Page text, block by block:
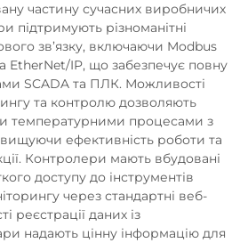
частину сучасних виробничих
підтримують різноманітні
зв’язку, включаючи Modbus
EtherNet/IP, що забезпечує повну
SCADA та ПЛК. Можливості
та контролю дозволяють
температурними процесами з
ефективність роботи та
Контролери мають вбудовані
доступу до інструментів
через стандартні веб-
реєстрації даних із
надають цінну інформацію для